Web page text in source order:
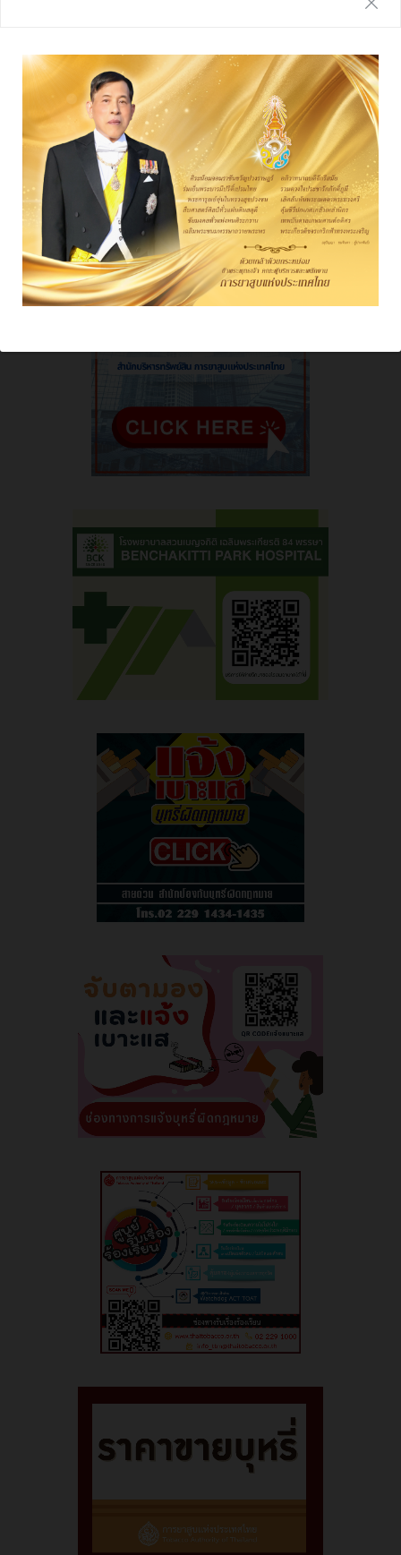
รายงานประจำปี
ผลการดําเนินงาน